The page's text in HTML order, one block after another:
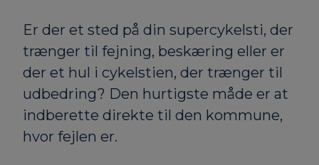
Er der et sted på din supercykelsti, der
trænger til fejning, beskæring eller er
der et hul i cykelstien, der trænger til
udbedring? Den hurtigste måde er at
indberette direkte til den kommune,
hvor fejlen er.